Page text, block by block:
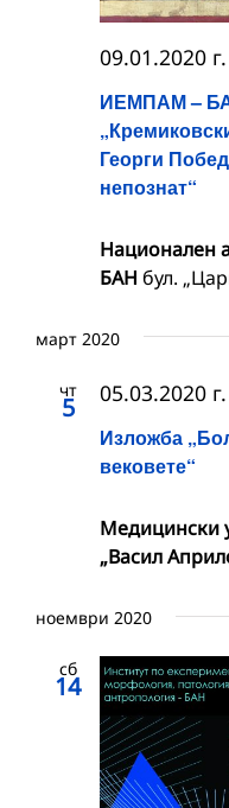
ИЕМПАМ –
Георги
непознат“
09.01.2020
Национален
БАН бул.
март 2020
чт
5
Изложба
вековете“
05.03.2020 г.
Медицински
„Васил
ноември 2020
сб
14